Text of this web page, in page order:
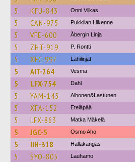
5 KFU-843 Onni Vilkas
5 CAN-975 Pukkilan Liikenne
5 VFE-600 Åbergin Linja
5 ZHT-919 P. Rontti
5 XFC-997 Lähilinjat
5 AIT-264 Vesma
5 LFX-754 Dahl
5 YAM-145 Alhonen&Lastunen
5 XFA-152 Eteläpää
5 LFX-863 Matka Mäkelä
5 JGC-5 Osmo Aho
5 IIH-318 Hallakangas
5 SYO-805 Lauhamo